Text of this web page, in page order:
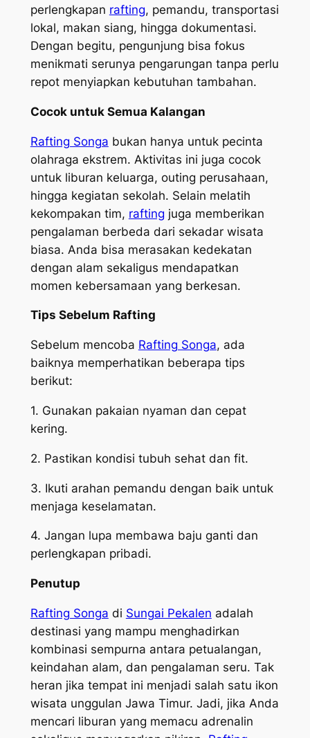
perlengkapan rafting, pemandu, transportasi
lokal, makan siang, hingga dokumentasi.
Dengan begitu, pengunjung bisa fokus
menikmati serunya pengarungan tanpa perlu
repot menyiapkan kebutuhan tambahan.
Cocok untuk Semua Kalangan
Rafting Songa bukan hanya untuk pecinta
olahraga ekstrem. Aktivitas ini juga cocok
untuk liburan keluarga, outing perusahaan,
hingga kegiatan sekolah. Selain melatih
kekompakan tim, rafting juga memberikan
pengalaman berbeda dari sekadar wisata
biasa. Anda bisa merasakan kedekatan
dengan alam sekaligus mendapatkan
momen kebersamaan yang berkesan.
Tips Sebelum Rafting
Sebelum mencoba Rafting Songa, ada
baiknya memperhatikan beberapa tips
berikut:
1. Gunakan pakaian nyaman dan cepat
kering.
2. Pastikan kondisi tubuh sehat dan fit.
3. Ikuti arahan pemandu dengan baik untuk
menjaga keselamatan.
4. Jangan lupa membawa baju ganti dan
perlengkapan pribadi.
Penutup
Rafting Songa di Sungai Pekalen adalah
destinasi yang mampu menghadirkan
kombinasi sempurna antara petualangan,
keindahan alam, dan pengalaman seru. Tak
heran jika tempat ini menjadi salah satu ikon
wisata unggulan Jawa Timur. Jadi, jika Anda
mencari liburan yang memacu adrenalin